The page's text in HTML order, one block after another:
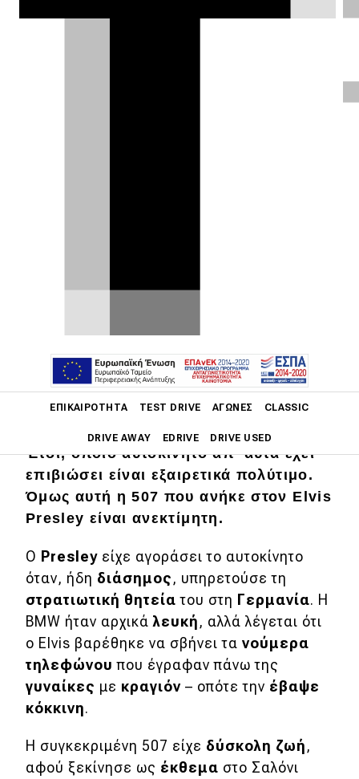
ΕΠΙΚΑΙΡΌΤΗΤΑ TEST DRIVE ΑΓΏΝΕΣ CLASSIC
DRIVE AWAY EDRIVE DRIVE USED
Main navigation
Επικαιρότητα
Νέα μοντέλα
Πρωτότυπα
Ελλάδα
Κόσμος
Τεχνολογία
Ασφάλεια
Αγορά
Απόψεις
Η εμβληματική 507 είναι μια από τις
σπανιότερες BMW αφού έχουν
κατασκευαστεί μόνο 252 κομμάτια.
Έτσι, όποιο αυτοκίνητο απ’ αυτά έχει
επιβιώσει είναι εξαιρετικά πολύτιμο.
Όμως αυτή η 507 που ανήκε στον Elvis
Presley είναι ανεκτίμητη.
Ο Presley είχε αγοράσει το αυτοκίνητο
όταν, ήδη διάσημος, υπηρετούσε τη
στρατιωτική θητεία του στη Γερμανία. Η
BMW ήταν αρχικά λευκή, αλλά λέγεται ότι
ο Elvis βαρέθηκε να σβήνει τα νούμερα
τηλεφώνου που έγραφαν πάνω της
γυναίκες με κραγιόν – οπότε την έβαψε
κόκκινη.
Η συγκεκριμένη 507 είχε δύσκολη ζωή,
αφού ξεκίνησε ως έκθεμα στο Σαλόνι